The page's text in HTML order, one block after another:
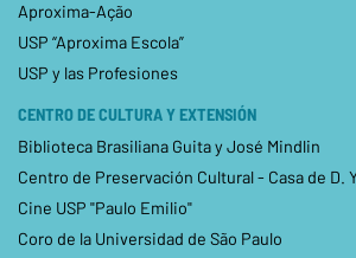
Aproxima-Ação
USP “Aproxima Escola”
USP y las Profesiones
CENTRO DE CULTURA Y EXTENSIÓN
Biblioteca Brasiliana Guita y José Mindlin
Centro de Preservación Cultural - Casa de D.
Cine USP "Paulo Emilio"
Coro de la Universidad de São Paulo